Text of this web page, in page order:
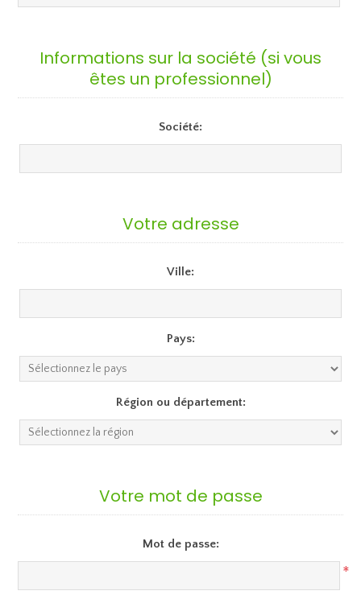
Informations sur la société (si vous
êtes un professionnel)
Société:
Votre adresse
Ville:
Pays:
Région ou département:
Votre mot de passe
Mot de passe:
*